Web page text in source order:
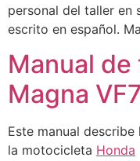
personal del taller en
escrito en español.
Manual
Magna
Este manual
la motocicleta Honda